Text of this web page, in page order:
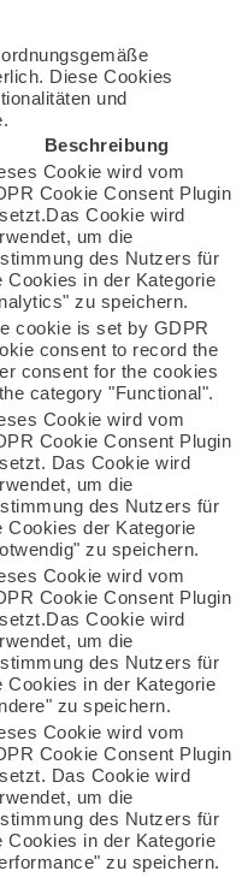
Diese Cookies
und
Beschreibung
Cookie wird vom
Cookie Consent Plugin
Cookie wird
um die
des Nutzers für
Cookies in der Kategorie
zu speichern.
cookie is set by GDPR
consent to record the
consent for the cookies
category "Functional".
Cookie wird vom
Cookie Consent Plugin
Das Cookie wird
um die
des Nutzers für
Cookies der Kategorie
zu speichern.
Cookie wird vom
Cookie Consent Plugin
Cookie wird
um die
des Nutzers für
Cookies in der Kategorie
zu speichern.
Cookie wird vom
Cookie Consent Plugin
Das Cookie wird
um die
des Nutzers für
Cookies in der Kategorie
zu speichern.